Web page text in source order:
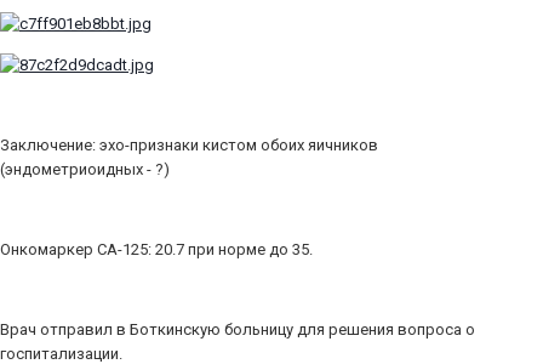
Заключение: эхо-признаки кистом обоих яичников
(эндометриоидных - ?)
Онкомаркер СА-125: 20.7 при норме до 35.
Врач отправил в Боткинскую больницу для решения вопроса о
госпитализации.